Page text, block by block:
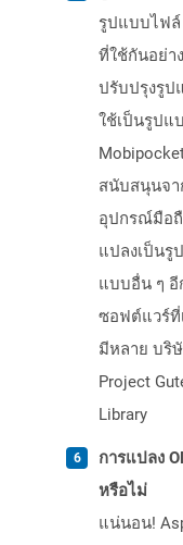
รูปแบบไฟล์
ที่ใช้กันอย่า
ปรับปรุงรูป
ใช้เป็นรูปแ
สนับสนุนจา
อุปกรณ์มือ
แปลงเป็นรู
แบบอื่น ๆ อี
ซอฟต์แวร์ที่
มีหลาย บริ
Project
Library
การแปลง
หรือไม่
แน่นอน!